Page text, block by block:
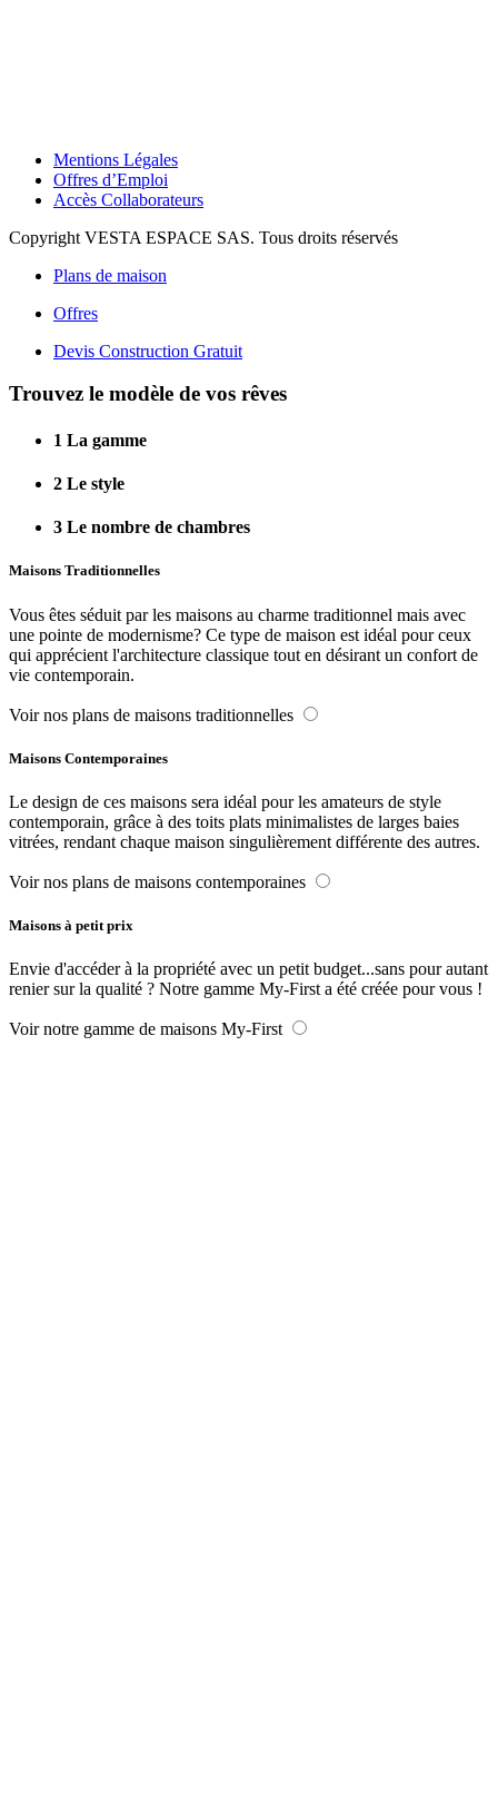
Mentions Légales
Offres d’Emploi
Accès Collaborateurs
Copyright VESTA ESPACE SAS. Tous droits réservés
Plans de maison
Offres
Devis Construction Gratuit
Trouvez le modèle de vos rêves
1 La gamme
2 Le style
3 Le nombre de chambres
Maisons Traditionnelles
Vous êtes séduit par les maisons au charme traditionnel mais avec
une pointe de modernisme? Ce type de maison est idéal pour ceux
qui apprécient l'architecture classique tout en désirant un confort de
vie contemporain.
Voir nos plans de maisons traditionnelles
Maisons Contemporaines
Le design de ces maisons sera idéal pour les amateurs de style
contemporain, grâce à des toits plats minimalistes de larges baies
vitrées, rendant chaque maison singulièrement différente des autres.
Voir nos plans de maisons contemporaines
Maisons à petit prix
Envie d'accéder à la propriété avec un petit budget...sans pour autant
renier sur la qualité ? Notre gamme My-First a été créée pour vous !
Voir notre gamme de maisons My-First